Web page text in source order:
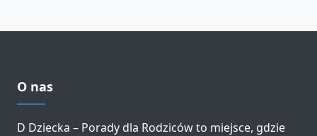
O nas
D Dziecka – Porady dla Rodziców to miejsce, gdzie